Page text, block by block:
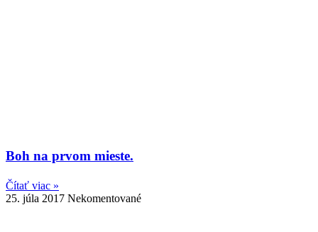
Boh na prvom mieste.
Čítať viac »
25. júla 2017 Nekomentované